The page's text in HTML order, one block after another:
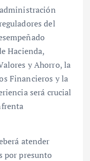
del
Hacienda,
y Ahorro, la
Financieros y la
será crucial
atender
por presunto